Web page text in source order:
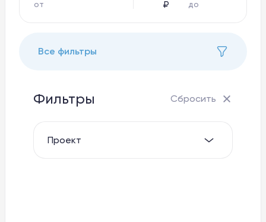
Сравнение
Выбрать апартаменты
от ₽ до
Все фильтры
Фильтры Сбросить